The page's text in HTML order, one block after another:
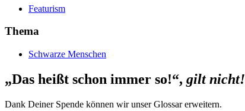
Featurism
Thema
Schwarze Menschen
„Das heißt schon immer so!“, gilt nicht!
Dank Deiner Spende können wir unser Glossar erweitern.